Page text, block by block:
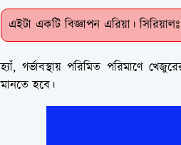
এইটা একটি বিজ্ঞাপন এরিয়া।
হ্যাঁ, গর্ভাবস্থায় পরিমিত পরিমাণে
মানতে হবে।